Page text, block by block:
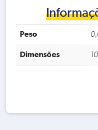
Peso
Dimensões